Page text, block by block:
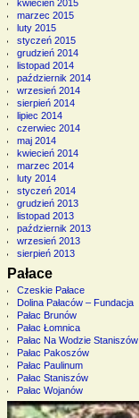
kwiecień 2015
marzec 2015
luty 2015
styczeń 2015
grudzień 2014
listopad 2014
październik 2014
wrzesień 2014
sierpień 2014
lipiec 2014
czerwiec 2014
maj 2014
kwiecień 2014
marzec 2014
luty 2014
styczeń 2014
grudzień 2013
listopad 2013
październik 2013
wrzesień 2013
sierpień 2013
Pałace
Czeskie Pałace
Dolina Pałaców – Fundacja
Pałac Brunów
Pałac Łomnica
Pałac Na Wodzie Staniszów
Pałac Pakoszów
Pałac Paulinum
Pałac Staniszów
Pałac Wojanów